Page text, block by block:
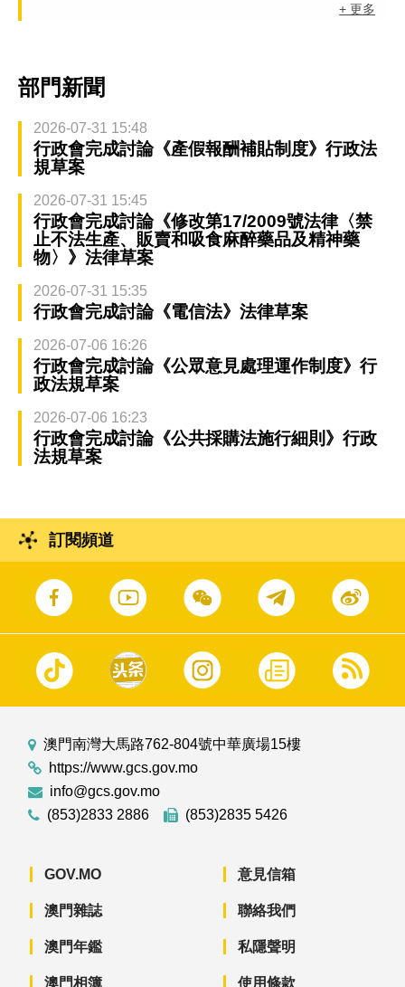
+ 更多
部門新聞
2026-07-31 15:48
行政會完成討論《產假報酬補貼制度》行政法
規草案
2026-07-31 15:45
行政會完成討論《修改第17/2009號法律〈禁
止不法生產、販賣和吸食麻醉藥品及精神藥
物〉》法律草案
2026-07-31 15:35
行政會完成討論《電信法》法律草案
2026-07-06 16:26
行政會完成討論《公眾意見處理運作制度》行
政法規草案
2026-07-06 16:23
行政會完成討論《公共採購法施行細則》行政
法規草案
訂閱頻道
澳門南灣大馬路762-804號中華廣場15樓
https://www.gcs.gov.mo
info@gcs.gov.mo
(853)2833 2886
(853)2835 5426
GOV.MO
澳門雜誌
澳門年鑑
澳門相簿
意見信箱
聯絡我們
私隱聲明
使用條款